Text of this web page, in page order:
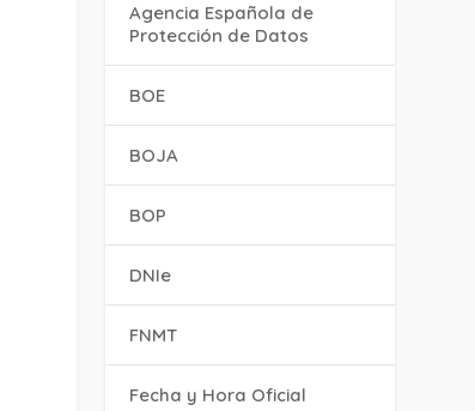
Agencia Española de
Protección de Datos
BOE
BOJA
BOP
DNIe
FNMT
Fecha y Hora Oficial